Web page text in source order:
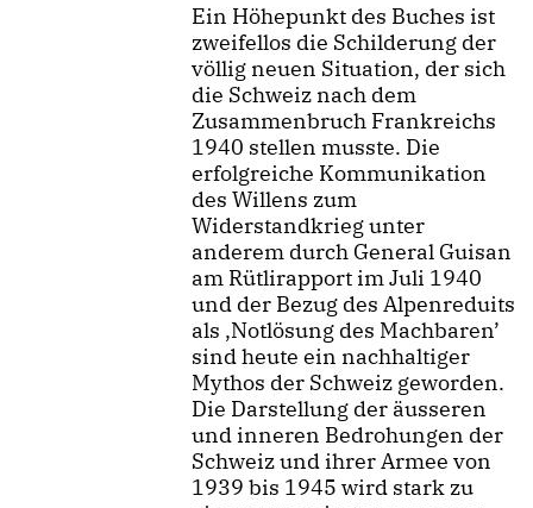
Ein Höhepunkt des Buches ist
zweifellos die Schilderung der
völlig neuen Situation, der sich
die Schweiz nach dem
Zusammenbruch Frankreichs
1940 stellen musste. Die
erfolgreiche Kommunikation
des Willens zum
Widerstandkrieg unter
anderem durch General Guisan
am Rütlirapport im Juli 1940
und der Bezug des Alpenreduits
als ‚Notlösung des Machbaren’
sind heute ein nachhaltiger
Mythos der Schweiz geworden.
Die Darstellung der äusseren
und inneren Bedrohungen der
Schweiz und ihrer Armee von
1939 bis 1945 wird stark zu